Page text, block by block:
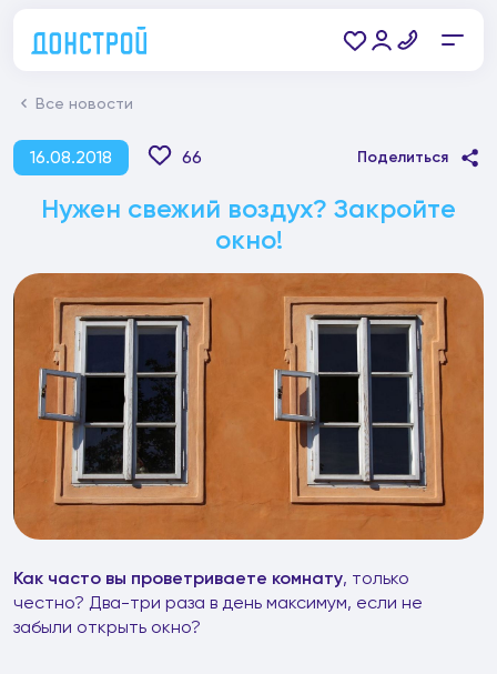
Все новости
16.08.2018 66 Поделиться
Нужен свежий воздух? Закройте
окно!
Как часто вы проветриваете комнату, только
честно? Два-три раза в день максимум, если не
забыли открыть окно?